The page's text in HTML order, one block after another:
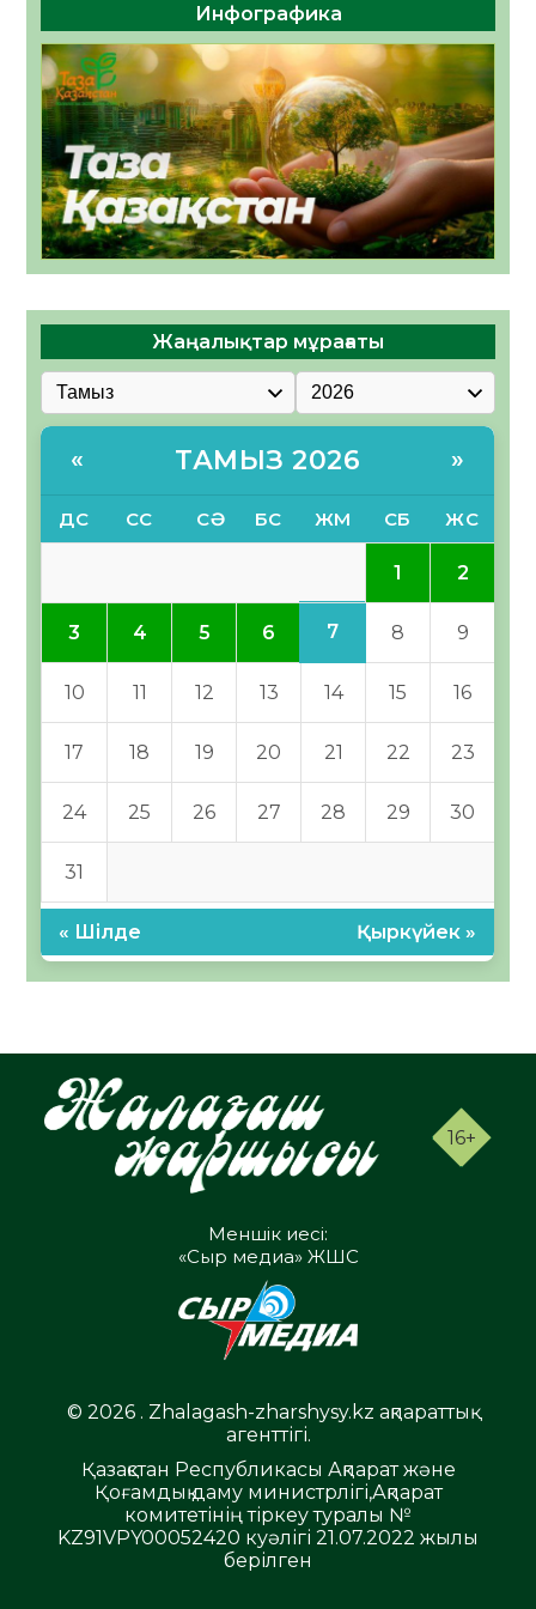
Инфографика
Жаңалықтар мұрағаты
« ТАМЫЗ 2026 »
ДС СС СӘ БС ЖМ СБ ЖС
1 2
3 4 5 6 7 8 9
10 11 12 13 14 15 16
17 18 19 20 21 22 23
24 25 26 27 28 29 30
31
« Шілде Қыркүйек »
16+
Меншік иесі:
«Сыр медиа» ЖШС
© 2026 . Zhalagash-zharshysy.kz ақпараттық
агенттігі.
Қазақстан Республикасы Ақпарат және
Қоғамдық даму министрлігі,Ақпарат
комитетінің тіркеу туралы №
KZ91VPY00052420 куәлігі 21.07.2022 жылы
берілген